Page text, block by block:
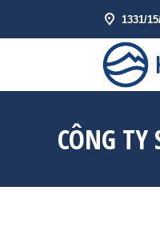
1331/
CÔNG